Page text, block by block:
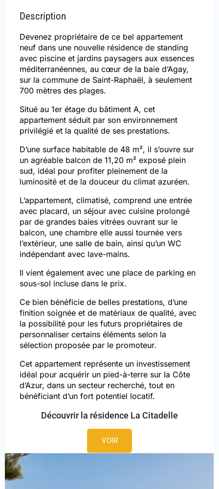
Description
Devenez propriétaire de ce bel appartement
neuf dans une nouvelle résidence de standing
avec piscine et jardins paysagers aux essences
méditerranéennes, au cœur de la baie d’Agay,
sur la commune de Saint-Raphaël, à seulement
700 mètres des plages.
Situé au 1er étage du bâtiment A, cet
appartement séduit par son environnement
privilégié et la qualité de ses prestations.
D’une surface habitable de 48 m², il s’ouvre sur
un agréable balcon de 11,20 m² exposé plein
sud, idéal pour profiter pleinement de la
luminosité et de la douceur du climat azuréen.
L’appartement, climatisé, comprend une entrée
avec placard, un séjour avec cuisine prolongé
par de grandes baies vitrées ouvrant sur le
balcon, une chambre elle aussi tournée vers
l’extérieur, une salle de bain, ainsi qu’un WC
indépendant avec lave-mains.
Il vient également avec une place de parking en
sous-sol incluse dans le prix.
Ce bien bénéficie de belles prestations, d’une
finition soignée et de matériaux de qualité, avec
la possibilité pour les futurs propriétaires de
personnaliser certains éléments selon la
sélection proposée par le promoteur.
Cet appartement représente un investissement
idéal pour acquérir un pied-à-terre sur la Côte
d’Azur, dans un secteur recherché, tout en
bénéficiant d’un fort potentiel locatif.
Découvrir la résidence La Citadelle
VOIR